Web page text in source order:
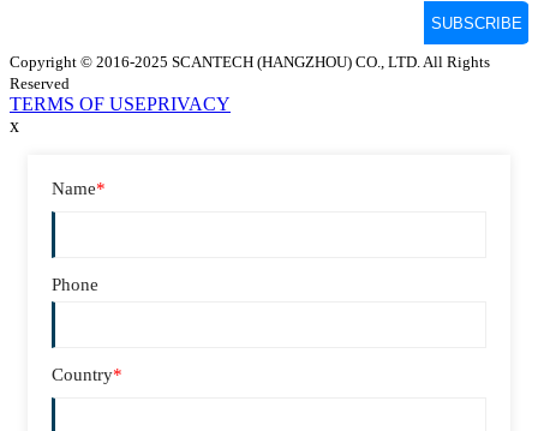
Copyright © 2016-2025 SCANTECH (HANGZHOU) CO., LTD. All Rights
Reserved
TERMS OF USEPRIVACY
x
Name*
Phone
Country*